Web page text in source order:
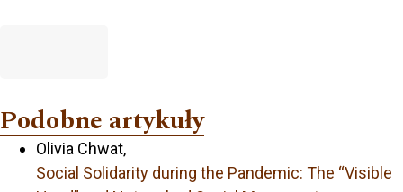
Podobne artykuły
Olivia Chwat,
Social Solidarity during the Pandemic: The “Visible